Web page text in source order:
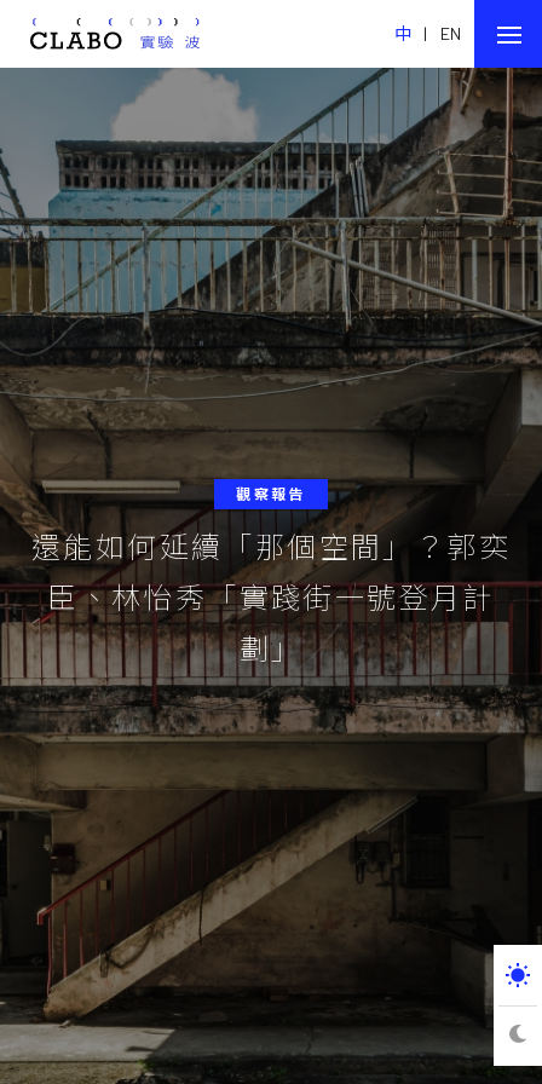
中 | EN
觀察報告
還能如何延續「那個空間」？郭奕
臣、林怡秀「實踐街一號登月計
劃」